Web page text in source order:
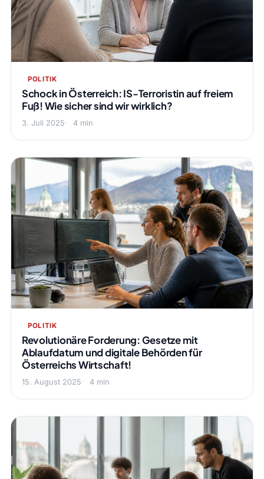
POLITIK
Schock in Österreich: IS-Terroristin auf freiem
Fuß! Wie sicher sind wir wirklich?
3. Juli 2025 4 min
POLITIK
Revolutionäre Forderung: Gesetze mit
Ablaufdatum und digitale Behörden für
Österreichs Wirtschaft!
15. August 2025 4 min